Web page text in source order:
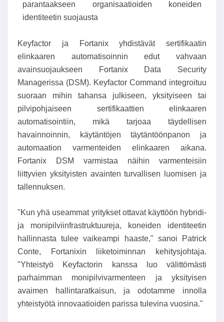
Keyfactor ja Fortanix yhdistävät sertifikaatin
elinkaaren automatisoinnin edut vahvaan
avainsuojaukseen Fortanix Data Security
Managerissa (DSM). Keyfactor Command integroituu
suoraan mihin tahansa julkiseen, yksityiseen tai
pilvipohjaiseen sertifikaattien elinkaaren
automatisointiin, mikä tarjoaa täydellisen
havainnoinnin, käytäntöjen täytäntöönpanon ja
automaation varmenteiden elinkaaren aikana.
Fortanix DSM varmistaa näihin varmenteisiin
liittyvien yksityisten avainten turvallisen luomisen ja
tallennuksen.
"Kun yhä useammat yritykset ottavat käyttöön hybridi-
ja monipilviinfrastruktuureja, koneiden identiteetin
hallinnasta tulee vaikeampi haaste," sanoi Patrick
Conte, Fortanixin liiketoiminnan kehitysjohtaja.
"Yhteistyö Keyfactorin kanssa luo välittömästi
parhaimman monipilvivarmenteen ja yksityisen
avaimen hallintaratkaisun, ja odotamme innolla
yhteistyötä innovaatioiden parissa tulevina vuosina."